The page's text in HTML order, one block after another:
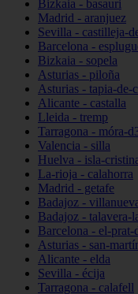
Bizkaia - basauri
Madrid - aranjuez
Sevilla - castilleja-
Barcelona -
Bizkaia - sopela
Asturias - piloña
Asturias - tapia-de-
Alicante - castalla
Lleida - tremp
Tarragona - móra-
Valencia - silla
Huelva - isla-
La-rioja - calahorra
Madrid - getafe
Badajoz -
Badajoz - talavera-
Barcelona - el-prat-
Asturias - san-
Alicante - elda
Sevilla - écija
Tarragona - calafell